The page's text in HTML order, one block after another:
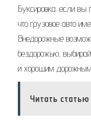
Буксировка: если вы
что грузовое авто
Внедорожные
бездорожью,
и хорошим дорожным
Читать статью